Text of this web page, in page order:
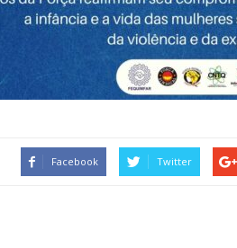
Facebook Twitter